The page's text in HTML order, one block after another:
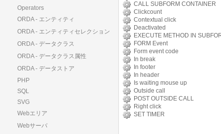
Operators
ORDA - エンティティ
ORDA - エンティティセレクション
ORDA - データクラス
ORDA - データクラス属性
ORDA - データストア
PHP
SQL
SVG
Webエリア
Webサーバ
CALL SUBFORM CONTAINER
Clickcount
Contextual click
Deactivated
EXECUTE METHOD IN
FORM Event
Form event code
In break
In footer
In header
Is waiting mouse up
Outside call
POST OUTSIDE CALL
Right click
SET TIMER